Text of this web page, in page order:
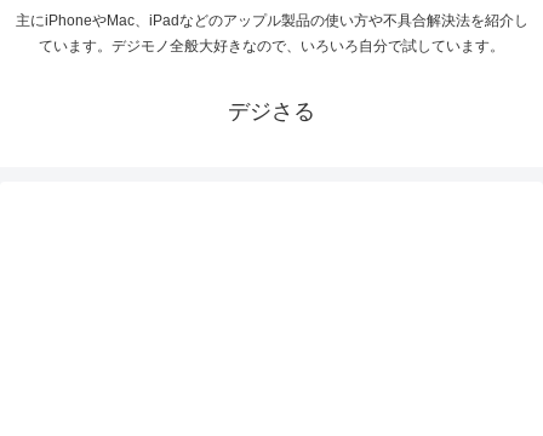
主にiPhoneやMac、iPadなどのアップル製品の使い方や不具合解決法を紹介し
ています。デジモノ全般大好きなので、いろいろ自分で試しています。
デジさる